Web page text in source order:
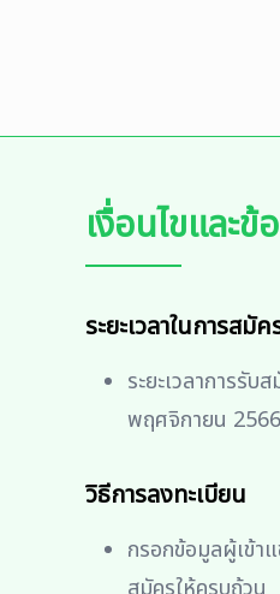
เงื่อนไขและ
ระยะเวลาในการสมัค
ระยะเวลาการรั
พฤศจิกายน 2566
วิธีการลงทะเบียน
กรอกข้อมูลผู้เข้า